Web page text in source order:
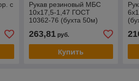
с
Рукав резиновый МБС
10х17,5-1,47 ГОСТ
10362-76 (бухта 50м)
263,81руб.
Купить